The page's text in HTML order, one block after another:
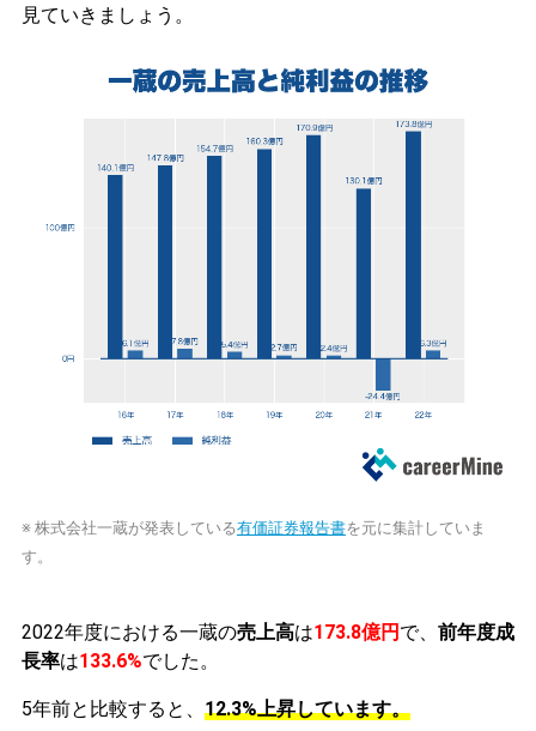
見ていきましょう。
※ 株式会社一蔵が発表している有価証券報告書を元に集計していま
す。
2022年度における一蔵の売上高は173.8億円 で、 前年度成
長率は133.6%でした。
5年前と比較すると、 12.3%上昇しています。